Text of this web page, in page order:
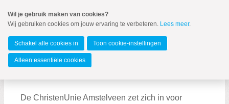
naar
Spring
de
inhoud
Spring
naar
Amstelveen
MENU
De ChristenUnie Amstelveen zet zich in voor
Wil je gebruik maken van cookies?
Wij gebruiken cookies om jouw ervaring te verbeteren. Lees meer.
Schakel alle cookies in Toon cookie-instellingen
Alleen essentiële cookies